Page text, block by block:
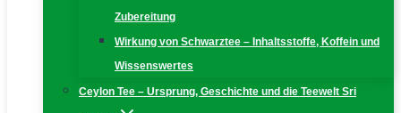
Zubereitung
Wirkung von Schwarztee – Inhaltsstoffe, Koffein und
Wissenswertes
Ceylon Tee – Ursprung, Geschichte und die Teewelt Sri